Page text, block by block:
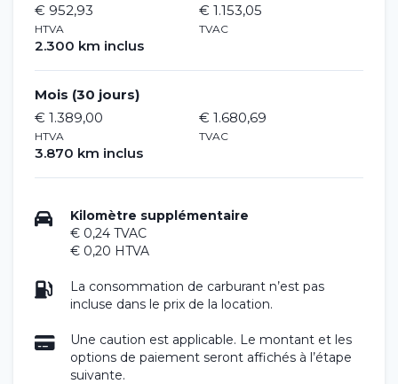
€ 952,93
HTVA
€ 1.153,05
TVAC
2.300 km inclus
Mois (30 jours)
€ 1.389,00
HTVA
€ 1.680,69
TVAC
3.870 km inclus
Kilomètre supplémentaire
€ 0,24 TVAC
€ 0,20 HTVA
La consommation de carburant n’est pas
incluse dans le prix de la location.
Une caution est applicable. Le montant et les
options de paiement seront affichés à l’étape
suivante.